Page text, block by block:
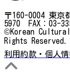
〒160-0004 東京
5970 FAX：03-
©Korean
Rights Reserved.
利用約款・個人